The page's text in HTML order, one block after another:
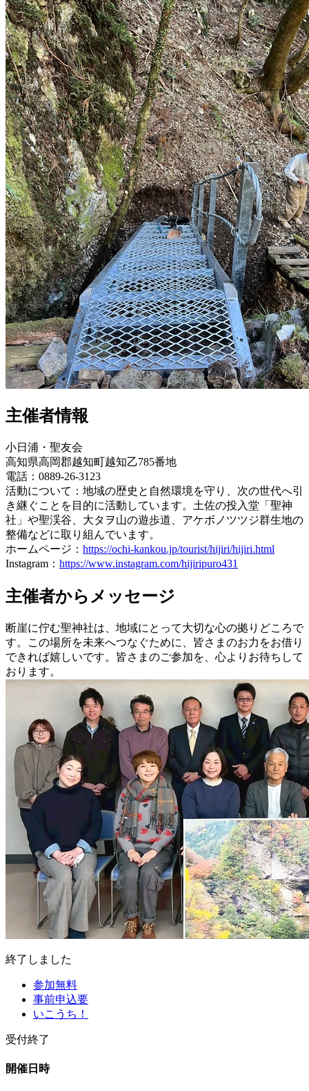
主催者情報
小日浦・聖友会
高知県高岡郡越知町越知乙785番地
電話：0889-26-3123
活動について：地域の歴史と自然環境を守り、次の世代へ引
き継ぐことを目的に活動しています。土佐の投入堂「聖神
社」や聖渓谷、大タヲ山の遊歩道、アケボノツツジ群生地の
整備などに取り組んでいます。
ホームページ： https://ochi-kankou.jp/tourist/hijiri/hijiri.html
Instagram： https://www.instagram.com/hijiripuro431
主催者からメッセージ
断崖に佇む聖神社は、地域にとって大切な心の拠りどころで
す。この場所を未来へつなぐために、皆さまのお力をお借り
できれば嬉しいです。皆さまのご参加を、心よりお待ちして
おります。
終了しました
参加無料
事前申込要
いこうち！
受付終了
開催日時